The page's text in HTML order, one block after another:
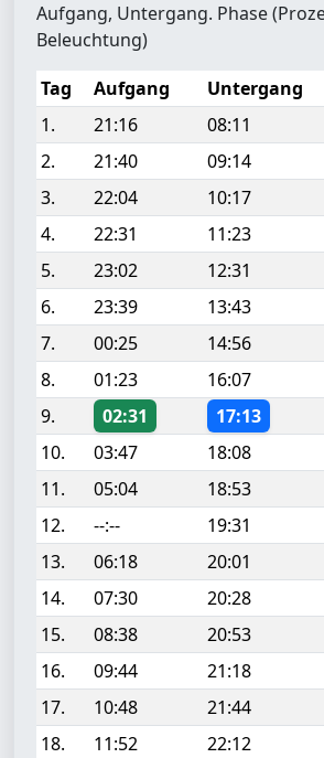
Aufgang, Untergang. Phase
Beleuchtung)
Tag
Aufgang Untergang
1.
21:16 08:11
2.
21:40 09:14
3.
22:04 10:17
4.
22:31 11:23
5.
23:02 12:31
6.
23:39 13:43
7.
00:25 14:56
8.
01:23 16:07
9.
02:31 17:13
10.
03:47 18:08
11.
05:04 18:53
12.
--:-- 19:31
13.
06:18 20:01
14.
07:30 20:28
15.
08:38 20:53
16.
09:44 21:18
17.
10:48 21:44
18.
11:52 22:12